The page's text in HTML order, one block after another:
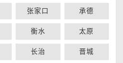
张家口 承德
衡水 太原
长治 晋城